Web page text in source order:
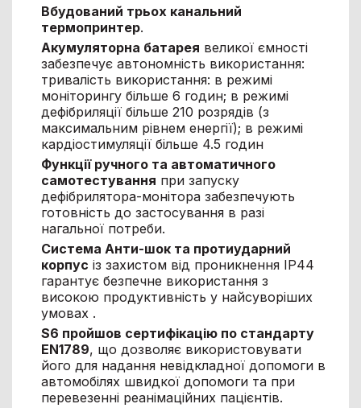
Вбудований трьох канальний
термопринтер.
Акумуляторна батарея великої ємності
забезпечує автономність використання:
тривалість використання: в режимі
моніторингу більше 6 годин; в режимі
дефібриляції більше 210 розрядів (з
максимальним рівнем енергії); в режимі
кардіостимуляції більше 4.5 годин
Функції ручного та автоматичного
самотестування при запуску
дефібрилятора-монітора забезпечують
готовність до застосування в разі
нагальної потреби.
Система Анти-шок та протиударний
корпус із захистом від проникнення IP44
гарантує безпечне використання з
високою продуктивність у найсуворіших
умовах .
S6 пройшов сертифікацію по стандарту
EN1789, що дозволяє використовувати
його для надання невідкладної допомоги в
автомобілях швидкої допомоги та при
перевезенні реанімаційних пацієнтів.